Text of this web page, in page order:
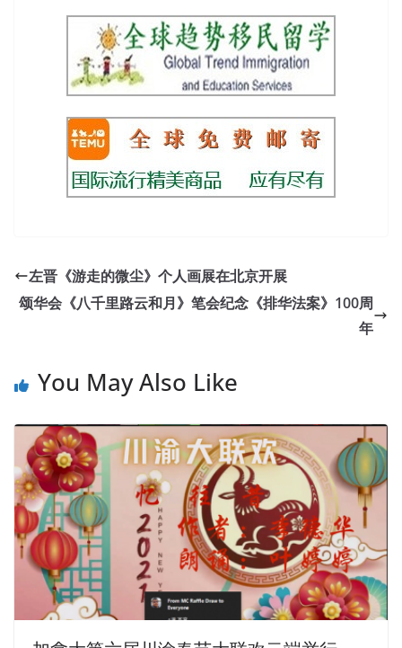
左晋《游走的微尘》个人画展在北京开展
颂华会《八千里路云和月》笔会纪念《排华法案》100周
年
You May Also Like